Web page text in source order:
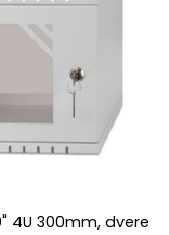
4U 300mm, dvere